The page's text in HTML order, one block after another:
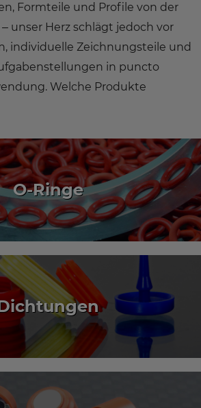
Formteile und Profile von der
unser Herz schlägt jedoch vor
individuelle Zeichnungsteile und
in puncto
Welche Produkte
O-Ringe